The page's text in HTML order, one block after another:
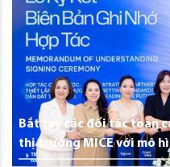
Bắt tay các đối tác toàn
thị trường MICE với mô